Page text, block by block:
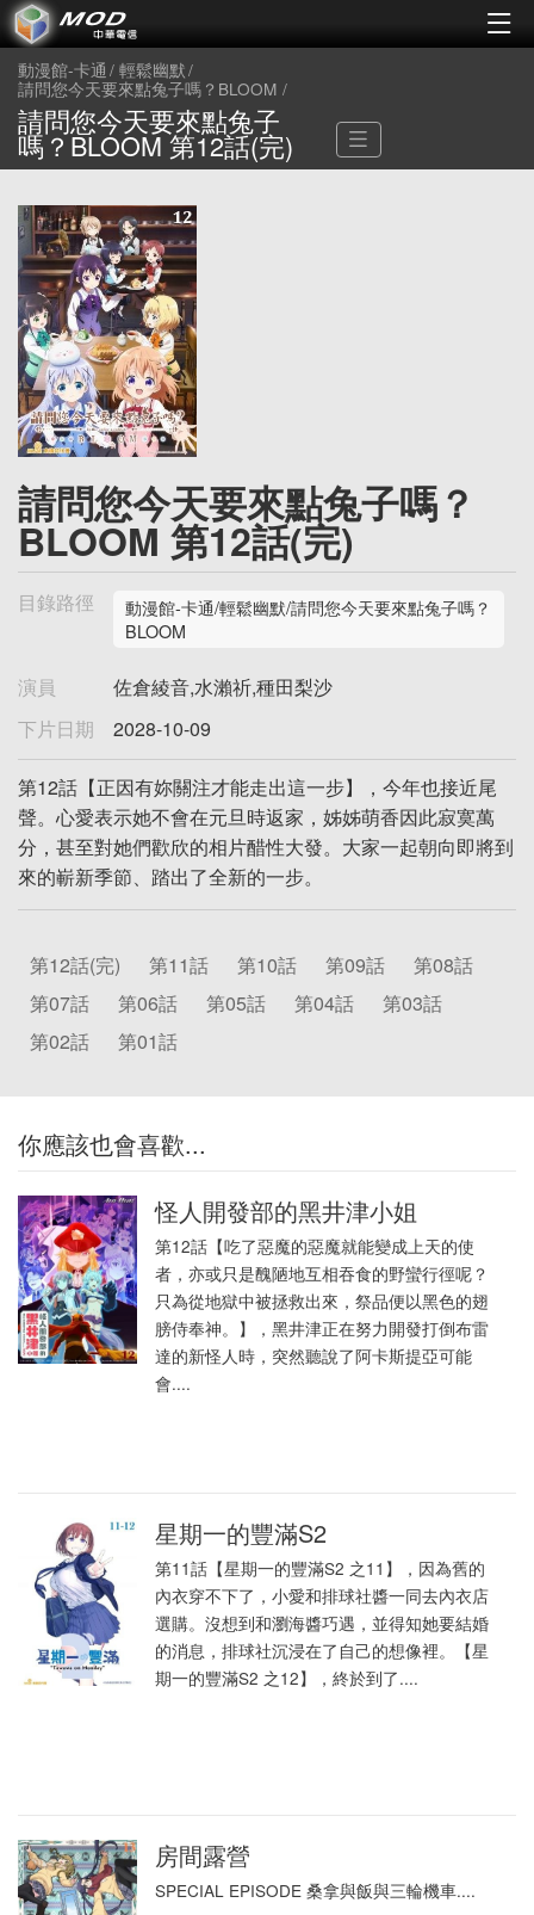
動漫館-卡通 輕鬆幽默
請問您今天要來點兔子嗎？BLOOM
請問您今天要來點兔子
嗎？BLOOM 第12話(完)
請問您今天要來點兔子嗎？
BLOOM 第12話(完)
目錄路徑
動漫館-卡通/輕鬆幽默/請問您今天要來點兔子嗎？
BLOOM
演員
佐倉綾音,水瀨祈,種田梨沙
下片日期
2028-10-09
第12話【正因有妳關注才能走出這一步】，今年也接近尾
聲。心愛表示她不會在元旦時返家，姊姊萌香因此寂寞萬
分，甚至對她們歡欣的相片醋性大發。大家一起朝向即將到
來的嶄新季節、踏出了全新的一步。
第12話(完) 第11話 第10話 第09話
第08話
第07話
第06話 第05話 第04話
第03話
第02話
第01話
你應該也會喜歡...
怪人開發部的黑井津小姐
第12話【吃了惡魔的惡魔就能變成上天的使
者，亦或只是醜陋地互相吞食的野蠻行徑呢？
只為從地獄中被拯救出來，祭品便以黑色的翅
膀侍奉神。】，黑井津正在努力開發打倒布雷
達的新怪人時，突然聽說了阿卡斯提亞可能
會....
星期一的豐滿S2
第11話【星期一的豐滿S2 之11】，因為舊的
內衣穿不下了，小愛和排球社醬一同去內衣店
選購。沒想到和瀏海醬巧遇，並得知她要結婚
的消息，排球社沉浸在了自己的想像裡。【星
期一的豐滿S2 之12】，終於到了....
房間露營
SPECIAL EPISODE 桑拿與飯與三輪機車....